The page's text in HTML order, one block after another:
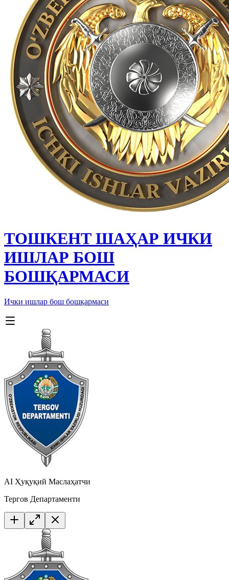
ТОШКЕНТ ШАҲАР ИЧКИ
ИШЛАР БОШ
БОШҚАРМАСИ
Ички ишлар бош бошқармаси
AI Ҳуқуқий Маслаҳатчи
Тергов Департаменти